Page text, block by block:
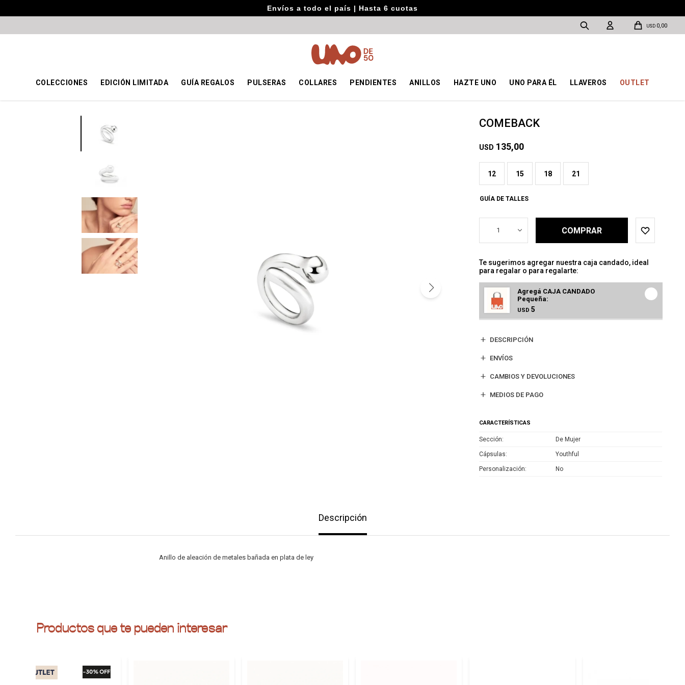
Envíos a todo el país | Hasta 6 cuotas
COLECCIONES EDICIÓN LIMITADA GUÍA REGALOS PULSERAS COLLARES PENDIENTES ANILLOS HAZTE UNO UNO PARA ÉL LLAVEROS OUTLET
USD 0,00
COMEBACK
USD 135,00
12 15 18 21
GUÍA DE TALLES
1 COMPRAR
Te sugerimos agregar nuestra caja candado, ideal
para regalar o para regalarte:
Agregá CAJA CANDADO
Pequeña:
USD 5
DESCRIPCIÓN
ENVÍOS
CAMBIOS Y DEVOLUCIONES
MEDIOS DE PAGO
CARACTERÍSTICAS
Sección De Mujer
Cápsulas Youthful
Personalización No
Descripción
Anillo de aleación de metales bañada en plata de ley
Productos que te pueden interesar